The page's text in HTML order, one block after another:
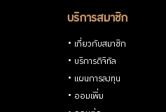
บริการสมาชิก
เกี่ยวกับสมาชิก
บริการดิจิทัล
แผนการลงทุน
ออมเพิ่ม